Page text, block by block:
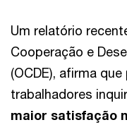
Um relatório
Cooperação e
(OCDE), afirma
trabalhadores
maior satisfação